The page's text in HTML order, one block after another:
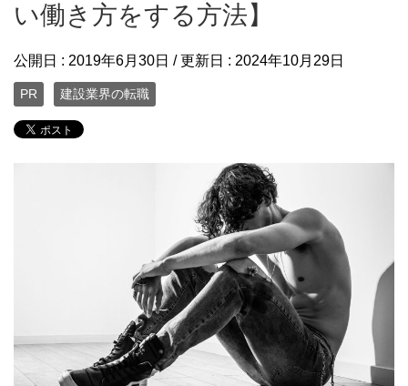
い働き方をする方法】
公開日 : 2019年6月30日 / 更新日 : 2024年10月29日
PR 建設業界の転職